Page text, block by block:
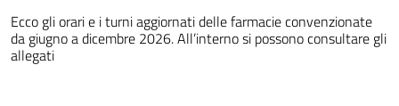
Ecco gli orari e i turni aggiornati delle farmacie convenzionate
da giugno a dicembre 2026. All’interno si possono consultare gli
allegati